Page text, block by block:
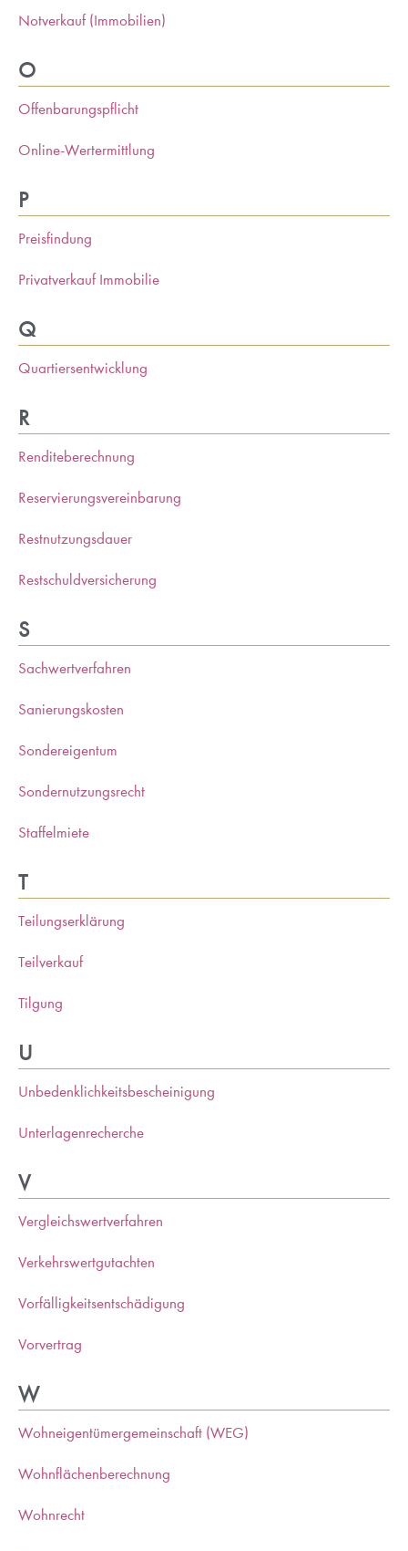
Notverkauf (Immobilien)
O
Offenbarungspflicht
Online-Wertermittlung
P
Preisfindung
Privatverkauf Immobilie
Q
Quartiersentwicklung
R
Renditeberechnung
Reservierungsvereinbarung
Restnutzungsdauer
Restschuldversicherung
S
Sachwertverfahren
Sanierungskosten
Sondereigentum
Sondernutzungsrecht
Staffelmiete
T
Teilungserklärung
Teilverkauf
Tilgung
U
Unbedenklichkeitsbescheinigung
Unterlagenrecherche
V
Vergleichswertverfahren
Verkehrswertgutachten
Vorfälligkeitsentschädigung
Vorvertrag
W
Wohneigentümergemeinschaft (WEG)
Wohnflächenberechnung
Wohnrecht